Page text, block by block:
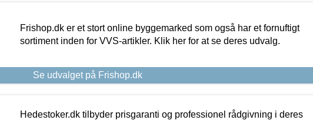
Frishop.dk er et stort online byggemarked som også har et fornuftigt
sortiment inden for VVS-artikler. Klik her for at se deres udvalg.
Se udvalget på Frishop.dk
Hedestoker.dk tilbyder prisgaranti og professionel rådgivning i deres